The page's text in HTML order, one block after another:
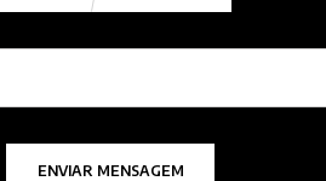
ENVIAR MENSAGEM